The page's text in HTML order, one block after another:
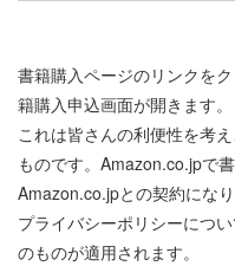
書籍購入ページのリンクを
籍購入申込画面が開きます。
これは皆さんの利便性を考
ものです。Amazon.co.jpで
Amazon.co.jpとの契約にな
プライバシーポリシーにつ
のものが適用されます。